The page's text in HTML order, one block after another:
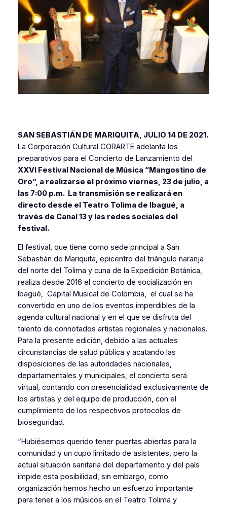
SAN SEBASTIÁN DE MARIQUITA, JULIO 14 DE 2021.
La Corporación Cultural CORARTE adelanta los
preparativos para el Concierto de Lanzamiento del
XXVI Festival Nacional de Música “Mangostino de
Oro”, a realizarse el próximo viernes, 23 de julio, a
las 7:00 p.m. La transmisión se realizará en
directo desde el Teatro Tolima de Ibagué, a
través de Canal 13 y las redes sociales del
festival.
El festival, que tiene como sede principal a San
Sebastián de Mariquita, epicentro del triángulo naranja
del norte del Tolima y cuna de la Expedición Botánica,
realiza desde 2016 el concierto de socialización en
Ibagué, Capital Musical de Colombia, el cual se ha
convertido en uno de los eventos imperdibles de la
agenda cultural nacional y en el que se disfruta del
talento de connotados artistas regionales y nacionales.
Para la presente edición, debido a las actuales
circunstancias de salud pública y acatando las
disposiciones de las autoridades nacionales,
departamentales y municipales, el concierto será
virtual, contando con presencialidad exclusivamente de
los artistas y del equipo de producción, con el
cumplimiento de los respectivos protocolos de
bioseguridad.
“Hubiésemos querido tener puertas abiertas para la
comunidad y un cupo limitado de asistentes, pero la
actual situación sanitaria del departamento y del país
impide esta posibilidad, sin embargo, como
organización hemos hecho un esfuerzo importante
para tener a los músicos en el Teatro Tolima y